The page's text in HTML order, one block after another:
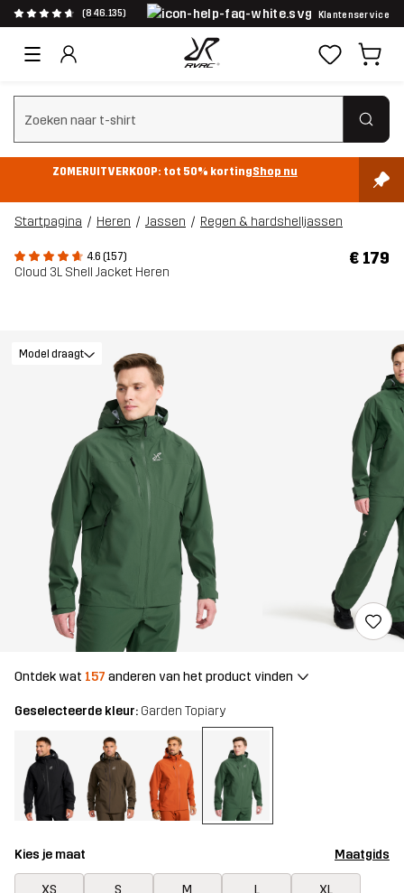
(846.135) Klantenservice
Zoeken wissen
ZOMERUITVERKOOP: tot 50% kortingShop nu
Startpagina Heren Jassen Regen & hardshelljassen
4.6 (157)
Cloud 3L Shell Jacket Heren
€ 179
Model draagt
Ontdek wat 157 anderen van het product vinden
Geselecteerde kleur: Garden Topiary
Kies je maat Maatgids
XS S M L XL